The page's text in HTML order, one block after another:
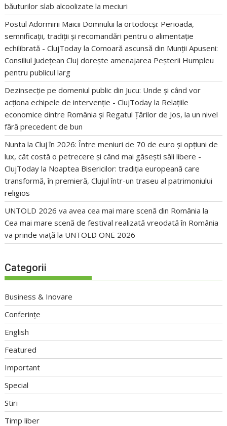
băuturilor slab alcoolizate la meciuri
Postul Adormirii Maicii Domnului la ortodocși: Perioada,
semnificații, tradiții și recomandări pentru o alimentație
echilibrată - ClujToday laComoară ascunsă din Munții Apuseni:
Consiliul Județean Cluj dorește amenajarea Peșterii Humpleu
pentru publicul larg
Dezinsecție pe domeniul public din Jucu: Unde și când vor
acționa echipele de intervenție - ClujToday la Relațiile
economice dintre România și Regatul Țărilor de Jos, la un nivel
fără precedent de bun
Nunta la Cluj în 2026: Între meniuri de 70 de euro și opțiuni de
lux, cât costă o petrecere și când mai găsești săli libere -
ClujToday la Noaptea Bisericilor: tradiția europeană care
transformă, în premieră, Clujul într-un traseu al patrimoniului
religios
UNTOLD 2026 va avea cea mai mare scenă din România la
Cea mai mare scenă de festival realizată vreodată în România
va prinde viață la UNTOLD ONE 2026
Categorii
Business & Inovare
Conferințe
English
Featured
Important
Special
Stiri
Timp liber